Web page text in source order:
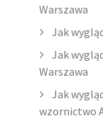
Warszawa
Jak
Jak
Warszawa
Jak
wzornictwo